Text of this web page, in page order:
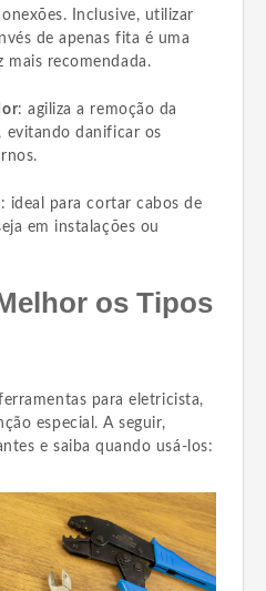
Inclusive, utilizar
de apenas fita é uma
mais recomendada.
: agiliza a remoção da
evitando danificar os
: ideal para cortar cabos de
em instalações ou
os Tipos
para eletricista,
especial. A seguir,
e saiba quando usá-los: